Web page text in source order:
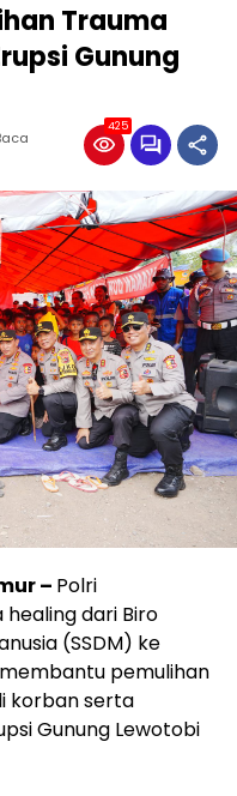
Trauma
Gunung
425
– Polri
dari Biro
(SSDM) ke
pemulihan
korban serta
Gunung Lewotobi